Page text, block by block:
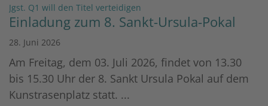
Jgst. Q1 will den Titel verteidigen
Einladung zum 8. Sankt-Ursula-Pokal
28. Juni 2026
Am Freitag, dem 03. Juli 2026, findet von 13.30
bis 15.30 Uhr der 8. Sankt Ursula Pokal auf dem
Kunstrasenplatz statt. ...